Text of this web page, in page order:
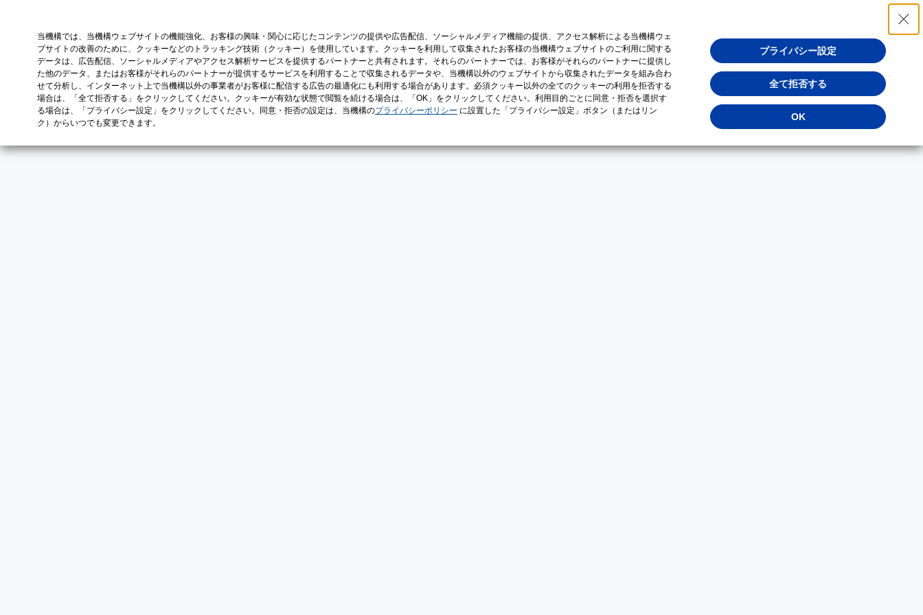
当機構では、当機構ウェブサイトの機能強化、お客様の興味・関心に応じたコンテンツの提供や広告配信、ソーシャルメディア機能の提供、アクセス解析による当機構ウェ
ブサイトの改善のために、クッキーなどのトラッキング技術（クッキー）を使用しています。クッキーを利用して収集されたお客様の当機構ウェブサイトのご利用に関する
データは、広告配信、ソーシャルメディアやアクセス解析サービスを提供するパートナーと共有されます。それらのパートナーでは、お客様がそれらのパートナーに提供し
た他のデータ、またはお客様がそれらのパートナーが提供するサービスを利用することで収集されるデータや、当機構以外のウェブサイトから収集されたデータを組み合わ
せて分析し、インターネット上で当機構以外の事業者がお客様に配信する広告の最適化にも利用する場合があります。必須クッキー以外の全てのクッキーの利用を拒否する
場合は、「全て拒否する」をクリックしてください。クッキーが有効な状態で閲覧を続ける場合は、「OK」をクリックしてください。利用目的ごとに同意・拒否を選択す
る場合は、「プライバシー設定」をクリックしてください。同意・拒否の設定は、当機構のプライバシーポリシー に設置した「プライバシー設定」ボタン（またはリン
ク）からいつでも変更できます。
プライバシー設定
全て拒否する
OK